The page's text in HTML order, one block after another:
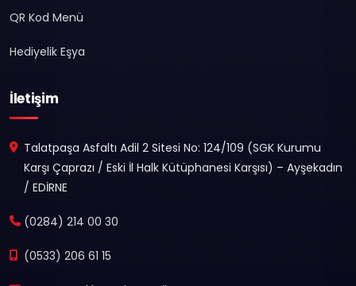
QR Kod Menü
Hediyelik Eşya
İletişim
Talatpaşa Asfaltı Adil 2 Sitesi No: 124/109 (SGK Kurumu
Karşı Çaprazı / Eski İl Halk Kütüphanesi Karşısı) – Ayşekadın
/ EDİRNE
(0284) 214 00 30
(0533) 206 61 15